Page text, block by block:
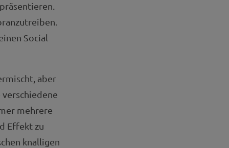
Social
aber
mehrere
Effekt zu
knalligen